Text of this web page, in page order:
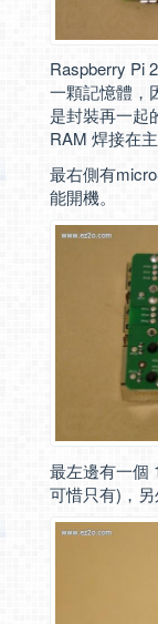
Raspberry Pi
一顆記憶體，
是封裝再一起
RAM 焊接在
最右側有
能開機。
最左邊有一個
可惜只有)，另